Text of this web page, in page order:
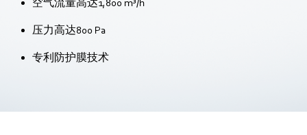
空气流量高达1,800 m³/h
压力高达800 Pa
专利防护膜技术